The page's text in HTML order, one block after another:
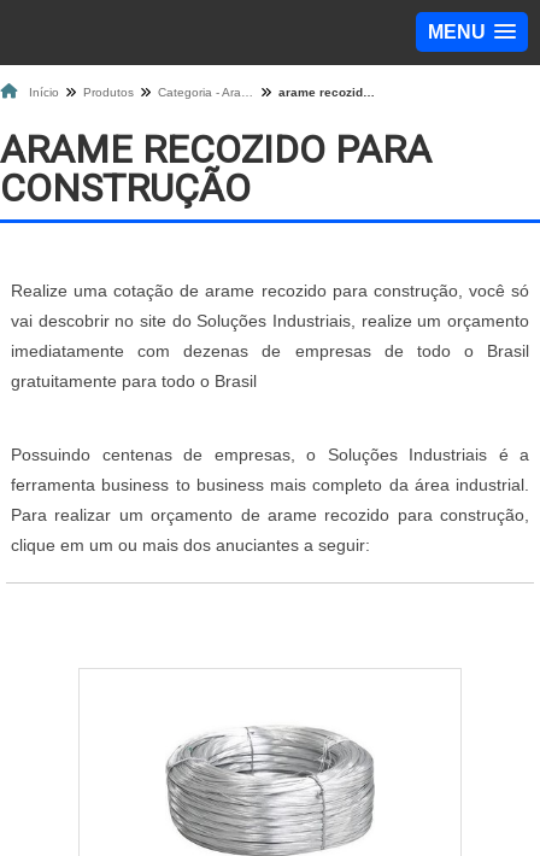
MENU
Início Produtos
ARAME RECOZIDO PARA
CONSTRUÇÃO
Realize uma cotação de arame recozido para construção, você só
vai descobrir no site do Soluções Industriais, realize um orçamento
imediatamente com dezenas de empresas de todo o Brasil
gratuitamente para todo o Brasil
Possuindo centenas de empresas, o Soluções Industriais é a
ferramenta business to business mais completo da área industrial.
Para realizar um orçamento de arame recozido para construção,
clique em um ou mais dos anuciantes a seguir: